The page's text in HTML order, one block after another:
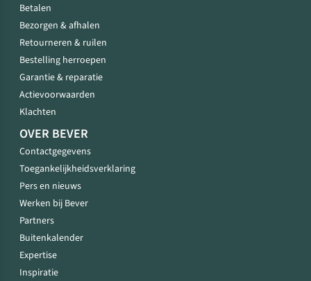
Betalen
Bezorgen & afhalen
Retourneren & ruilen
Bestelling herroepen
Garantie & reparatie
Actievoorwaarden
Klachten
OVER BEVER
Contactgegevens
Toegankelijkheidsverklaring
Pers en nieuws
Werken bij Bever
Partners
Buitenkalender
Expertise
Inspiratie